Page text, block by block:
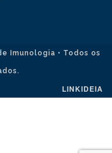
Imunologia • Todos os
LINKIDEIA